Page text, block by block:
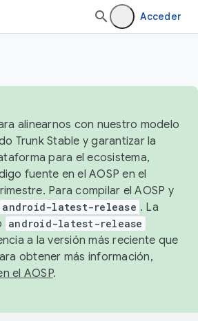
Acceder
alinearnos con nuestro modelo
Trunk Stable y garantizar la
para el ecosistema,
fuente en el AOSP en el
Para compilar el AOSP y
android-latest-release . La
android-latest-release
a la versión más reciente que
obtener más información,
el AOSP.